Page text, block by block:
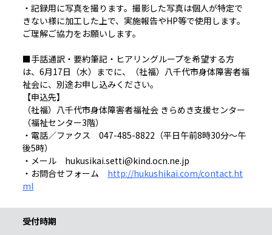
・記録用に写真を撮ります。撮影した写真は個人が特定で
きない様に加工した上で、実施報告やHP等で使用します。
ご理解ご協力をお願いします。
■手話通訳・要約筆記・ヒアリングループを希望する方
は、6月17日（水）までに、（社福）八千代市身体障害者福
祉会に、別途お申し込みください。
【申込先】
（社福）八千代市身体障害者福祉会 きらめき支援センター
（福祉センター3階）
・電話／ファクス 047-485-8822（平日午前8時30分～午
後5時）
・メール hukusikai.setti@kind.ocn.ne.jp
・お問合せフォーム http://hukushikai.com/contact.ht
ml
受付時期